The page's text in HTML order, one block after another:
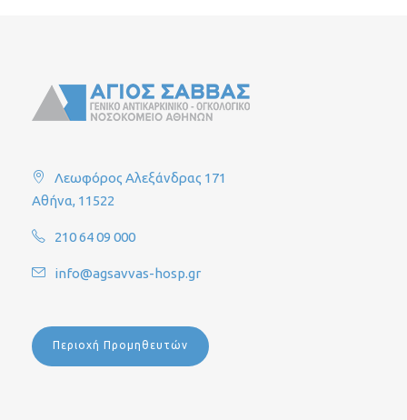
Λεωφόρος Αλεξάνδρας 171
Αθήνα, 11522
210 64 09 000
info@agsavvas-hosp.gr
Περιοχή Προμηθευτών